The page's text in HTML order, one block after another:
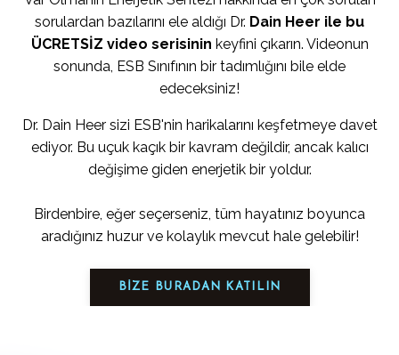
sorulardan bazılarını ele aldığı Dr. Dain Heer ile bu
ÜCRETSİZ video serisinin keyfini çıkarın. Videonun
sonunda, ESB Sınıfının bir tadımlığını bile elde
edeceksiniz!
Dr. Dain Heer sizi ESB'nin harikalarını keşfetmeye davet
ediyor. Bu uçuk kaçık bir kavram değildir, ancak kalıcı
değişime giden enerjetik bir yoldur.
Birdenbire, eğer seçerseniz, tüm hayatınız boyunca
aradığınız huzur ve kolaylık mevcut hale gelebilir!
BİZE BURADAN KATILIN